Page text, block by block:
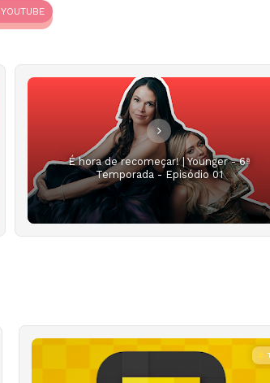
YOUTUBE
É hora de recomeçar! | Younger - 6ª
Temporada - Episódio 01